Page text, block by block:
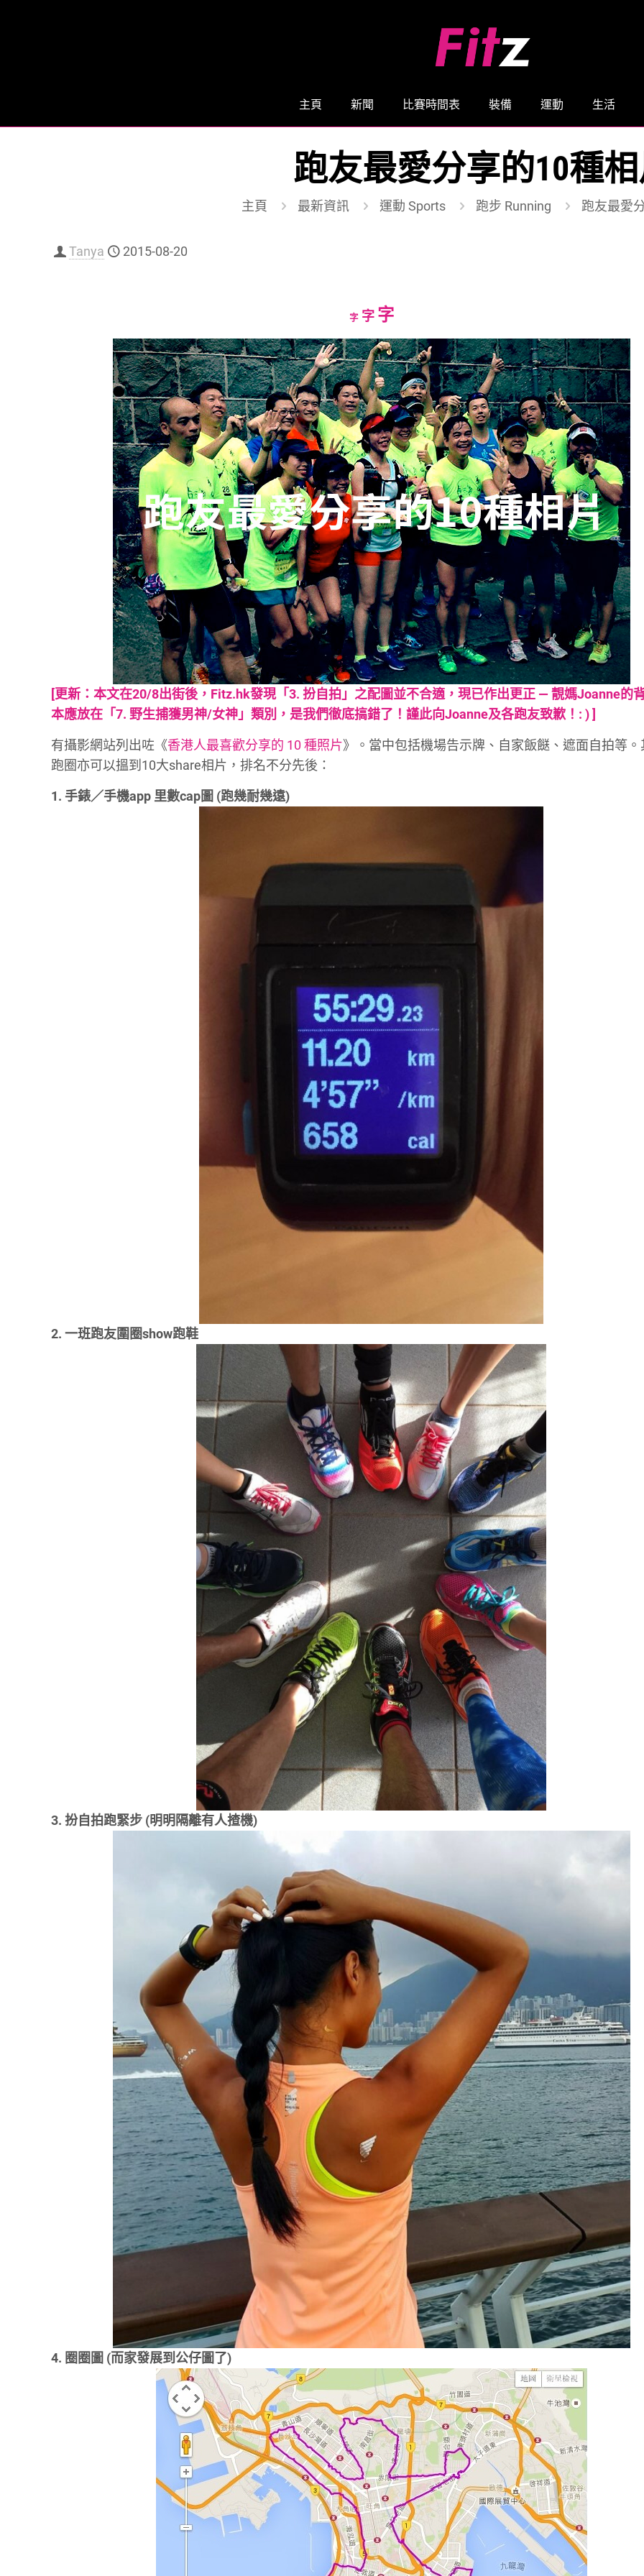
主頁 新聞 比賽時間表 裝備 運動 生活
跑友最愛分享的10種
主頁 最新資訊 運動 Sports 跑步 Running 跑友最愛
Tanya 2015-08-20
字Decrease
size.
字Reset
size.
字Increase
font
size.
[更新：本文在20/8出街後，Fitz.hk發現「3. 扮自拍」之配圖並不合適，現已作出更正 —靚媽Joanne的
本應放在「7. 野生捕獲男神/女神」類別，是我們徹底搞錯了！謹此向Joanne及各跑友致歉！: ) ]
有攝影網站列出咗《香港人最喜歡分享的 10 種照片》。當中包括機場告示牌、自家飯餸、遮面自拍等。
跑圈亦可以搵到10大share相片，排名不分先後：
1. 手錶／手機app 里數cap圖 (跑幾耐幾遠)
2. 一班跑友圍圈show跑鞋
3. 扮自拍跑緊步 (明明隔離有人揸機)
4. 圈圈圖 (而家發展到公仔圖了)